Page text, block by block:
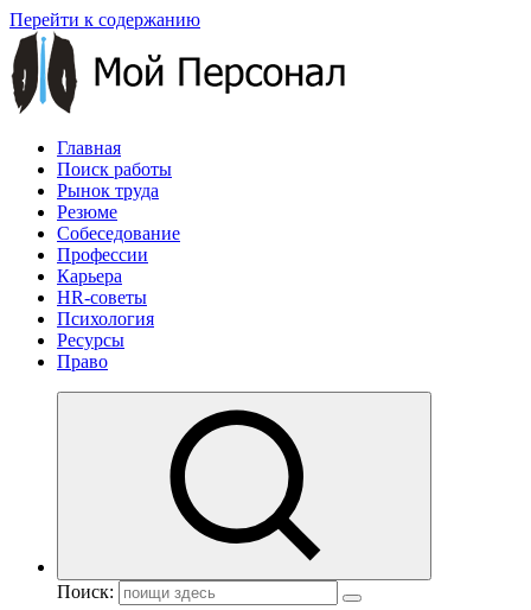
Перейти к содержанию
Главная
Поиск работы
Рынок труда
Резюме
Собеседование
Профессии
Карьера
HR-советы
Психология
Ресурсы
Право
Поиск: